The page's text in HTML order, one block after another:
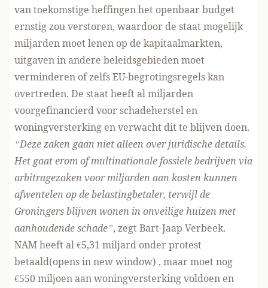
van toekomstige heffingen het openbaar budget
ernstig zou verstoren, waardoor de staat mogelijk
miljarden moet lenen op de kapitaalmarkten,
uitgaven in andere beleidsgebieden moet
verminderen of zelfs EU-begrotingsregels kan
overtreden. De staat heeft al miljarden
voorgefinancierd voor schadeherstel en
woningversterking en verwacht dit te blijven doen.
“Deze zaken gaan niet alleen over juridische details.
Het gaat erom of multinationale fossiele bedrijven via
arbitragezaken voor miljarden aan kosten kunnen
afwentelen op de belastingbetaler, terwijl de
Groningers blijven wonen in onveilige huizen met
aanhoudende schade”, zegt Bart-Jaap Verbeek.
NAM heeft al €5,31 miljard onder protest
betaald(opens in new window) , maar moet nog
€550 miljoen aan woningversterking voldoen en